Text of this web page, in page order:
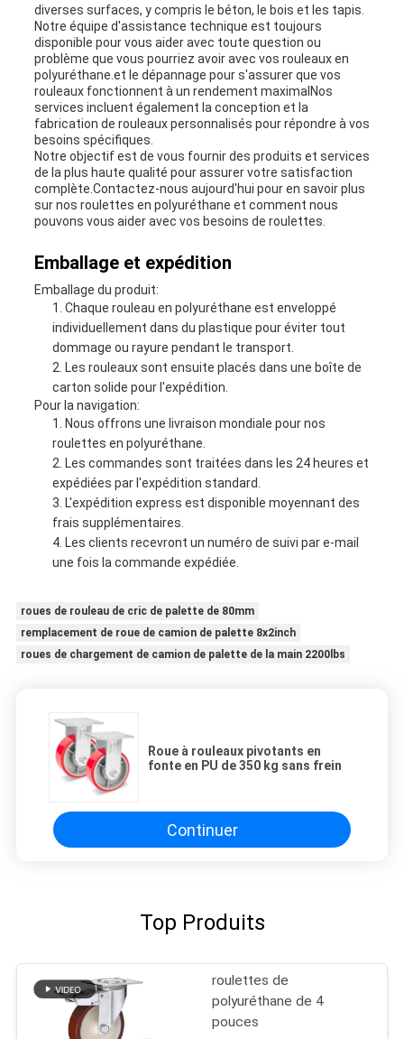
diverses surfaces, y compris le béton, le bois et les tapis.
Notre équipe d'assistance technique est toujours
disponible pour vous aider avec toute question ou
problème que vous pourriez avoir avec vos rouleaux en
polyuréthane.et le dépannage pour s'assurer que vos
rouleaux fonctionnent à un rendement maximalNos
services incluent également la conception et la
fabrication de rouleaux personnalisés pour répondre à vos
besoins spécifiques.
Notre objectif est de vous fournir des produits et services
de la plus haute qualité pour assurer votre satisfaction
complète.Contactez-nous aujourd'hui pour en savoir plus
sur nos roulettes en polyuréthane et comment nous
pouvons vous aider avec vos besoins de roulettes.
Emballage et expédition
Emballage du produit:
Chaque rouleau en polyuréthane est enveloppé
individuellement dans du plastique pour éviter tout
dommage ou rayure pendant le transport.
Les rouleaux sont ensuite placés dans une boîte de
carton solide pour l'expédition.
Pour la navigation:
Nous offrons une livraison mondiale pour nos
roulettes en polyuréthane.
Les commandes sont traitées dans les 24 heures et
expédiées par l'expédition standard.
L'expédition express est disponible moyennant des
frais supplémentaires.
Les clients recevront un numéro de suivi par e-mail
une fois la commande expédiée.
roues de rouleau de cric de palette de 80mm
remplacement de roue de camion de palette 8x2inch
roues de chargement de camion de palette de la main 2200lbs
Roue à rouleaux pivotants en
fonte en PU de 350 kg sans frein
Continuer
Top Produits
roulettes de
polyuréthane de 4
pouces